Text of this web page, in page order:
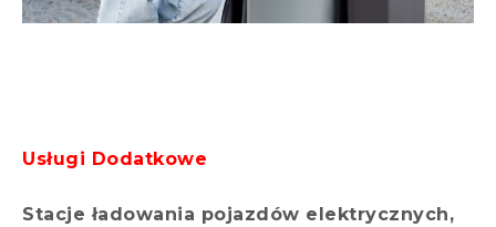
Usługi Dodatkowe
Stacje ładowania pojazdów elektrycznych,